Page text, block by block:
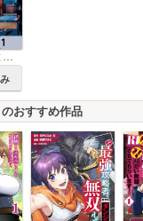
のおすすめ作品